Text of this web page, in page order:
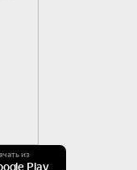
из
Play